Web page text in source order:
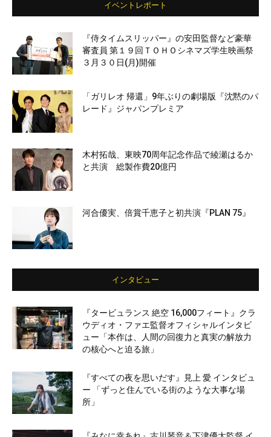
イベントレポート
『侍タイムスリッパー』の安田監督など豪華
審査員 第１９回ＴＯＨＯシネマズ学生映画祭
３月３０日(月)開催
「ガリレオ 帰還」9年ぶりの劇場版『沈黙のパ
レード』ジャパンプレミア
木村拓哉、東映70周年記念作品で綾瀬はるか
と共演 総製作費20億円
河合優実、倍賞千恵子と初共演『PLAN 75』
インタビュー
『タービュランス 絶空 16,000フィート』クラ
ウディオ・ファエ監督オフィシャルインタビ
ュー「本作は、人間の回復力と真実の解放力
の核心へと迫る旅」
『すべての夜を思いだす』見上 愛 インタビュ
ー 「ずっと住んでいる街のような大事な場
所」